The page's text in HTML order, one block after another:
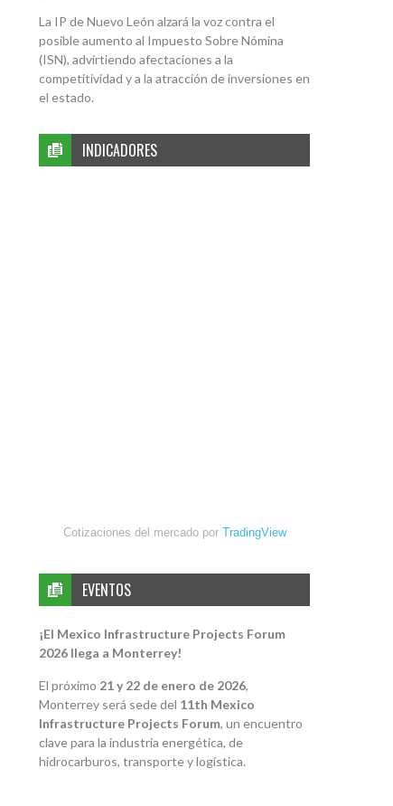
La IP de Nuevo León alzará la voz contra el
posible aumento al Impuesto Sobre Nómina
(ISN), advirtiendo afectaciones a la
competitividad y a la atracción de inversiones en
el estado.
INDICADORES
Cotizaciones del mercado por TradingView
EVENTOS
¡El Mexico Infrastructure Projects Forum
2026 llega a Monterrey!
El próximo 21 y 22 de enero de 2026,
Monterrey será sede del 11th Mexico
Infrastructure Projects Forum, un encuentro
clave para la industria energética, de
hidrocarburos, transporte y logística.